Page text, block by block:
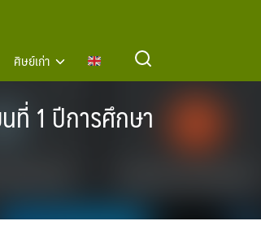
ศิษย์เก่า
ที่ 1 ปีการศึกษา